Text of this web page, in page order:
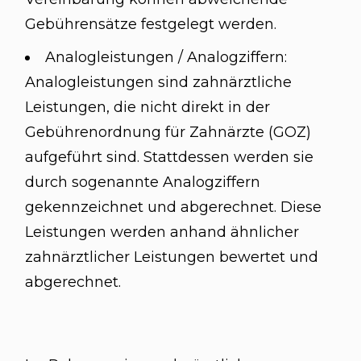
Gebührensätze festgelegt werden.
Analogleistungen / Analogziffern:
Analogleistungen sind zahnärztliche
Leistungen, die nicht direkt in der
Gebührenordnung für Zahnärzte (GOZ)
aufgeführt sind. Stattdessen werden sie
durch sogenannte Analogziffern
gekennzeichnet und abgerechnet. Diese
Leistungen werden anhand ähnlicher
zahnärztlicher Leistungen bewertet und
abgerechnet.